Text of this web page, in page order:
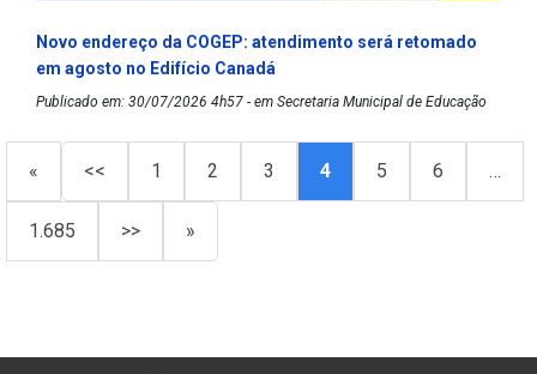
Novo endereço da COGEP: atendimento será retomado
em agosto no Edifício Canadá
Publicado em: 30/07/2026 4h57 - em Secretaria Municipal de Educação
« << 1 2 3 4 5 6 …
1.685 >> »